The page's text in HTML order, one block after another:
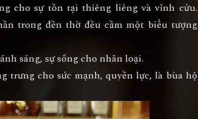
cho sự tồn tại thiêng liêng và vĩnh cửu.
trong đền thờ đều cầm một biểu tượng
sáng, sự sống cho nhân loại.
trưng cho sức mạnh, quyền lực, là bùa hộ